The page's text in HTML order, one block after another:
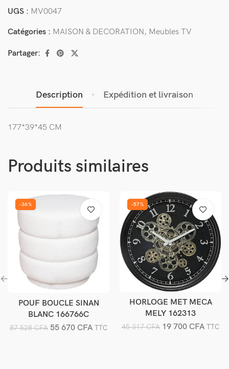
UGS : MV0047
Catégories : MAISON & DECORATION, Meubles TV
Partager:
Description Expédition et livraison
177*39*45 CM
Produits similaires
-36%
Ajouter au panier
POUF BOUCLE SINAN
BLANC 166766C
87 528CFA 55 670 CFA TTC
-57%
Ajouter au panier
HORLOGE MET MECA
MELY 162313
45 317CFA 19 700 CFA TTC